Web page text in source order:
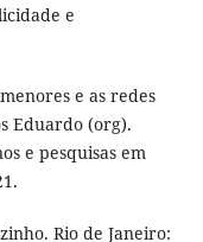
e
e as redes
Eduardo (org).
e pesquisas em
Rio de Janeiro: